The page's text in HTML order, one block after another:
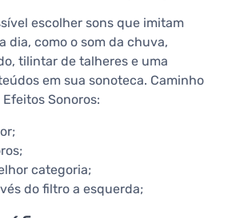
escolher sons que imitam
dia, como o som da chuva,
tilintar de talheres e uma
em sua sonoteca. Caminho
Sonoros:
categoria;
do filtro a esquerda;